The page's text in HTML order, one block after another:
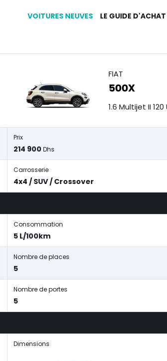
VOITURES NEUVES LE GUIDE D'ACHAT
FIAT
500X
1.6 Multijet II 120
Prix
214 900 Dhs
Carrosserie
4x4 / SUV / Crossover
Consommation
5 L/100km
Nombre de places
5
Nombre de portes
5
Dimensions